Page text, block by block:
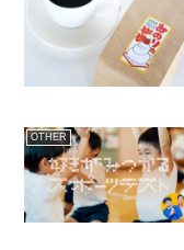
OTHER